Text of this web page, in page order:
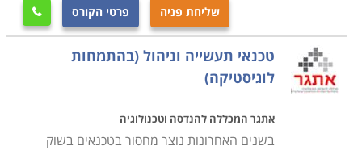
שליחת פניה פרטי הקורס 
טכנאי תעשייה וניהול (בהתמחות
לוגיסטיקה)
אתגר המכללה להנדסה וטכנולוגיה
בשנים האחרונות נוצר מחסור בטכנאים בשוק